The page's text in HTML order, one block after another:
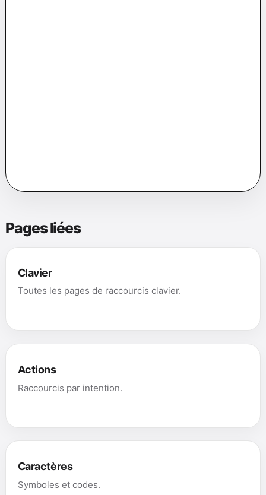
Pages liées
Clavier
Toutes les pages de raccourcis clavier.
Actions
Raccourcis par intention.
Caractères
Symboles et codes.